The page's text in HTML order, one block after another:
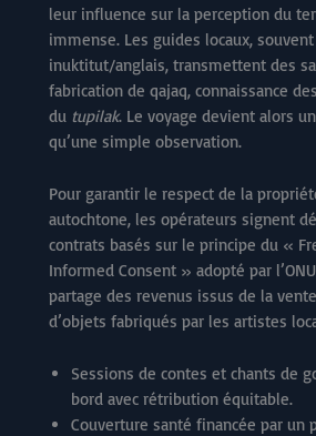
leur influence sur la perception du
immense. Les guides locaux,
inuktitut/anglais, transmettent des
fabrication de qajaq, connaissance
du tupilak. Le voyage devient alors
qu’une simple observation.
Pour garantir le respect de la
autochtone, les opérateurs signent
contrats basés sur le principe du «
Informed Consent » adopté par
partage des revenus issus de la
d’objets fabriqués par les artistes
Sessions de contes et chants de
bord avec rétribution équitable.
Couverture santé financée par un